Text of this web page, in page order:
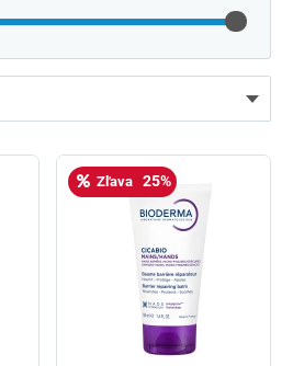
najdrahšie
Zľava 25%